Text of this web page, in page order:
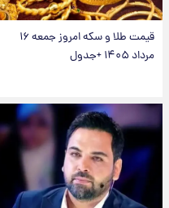
قیمت طلا و سکه امروز جمعه ۱۶
مرداد ۱۴۰۵ +جدول